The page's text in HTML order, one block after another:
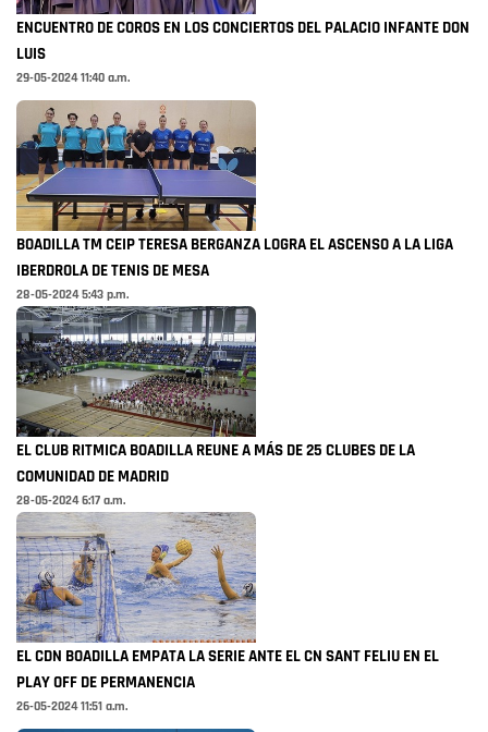
ENCUENTRO DE COROS EN LOS CONCIERTOS DEL PALACIO INFANTE DON
LUIS
29-05-2024 11:40 a.m.
BOADILLA TM CEIP TERESA BERGANZA LOGRA EL ASCENSO A LA LIGA
IBERDROLA DE TENIS DE MESA
28-05-2024 5:43 p.m.
EL CLUB RITMICA BOADILLA REUNE A MÁS DE 25 CLUBES DE LA
COMUNIDAD DE MADRID
28-05-2024 6:17 a.m.
EL CDN BOADILLA EMPATA LA SERIE ANTE EL CN SANT FELIU EN EL
PLAY OFF DE PERMANENCIA
26-05-2024 11:51 a.m.